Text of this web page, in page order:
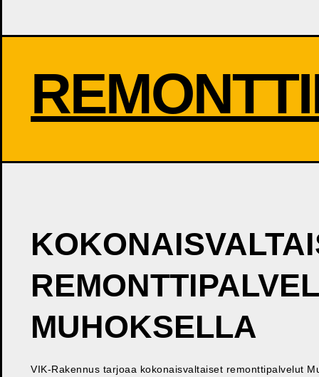
MUHOKSELLA
VIK-Rakennus tarjoaa kokonaisvaltaiset remonttipalvelut